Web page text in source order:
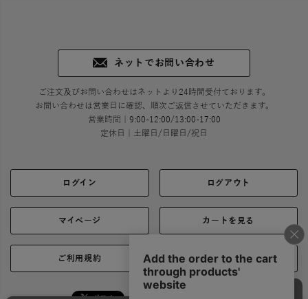
ネットでお問い合わせ
ご注文及びお問い合わせはネットより24時間受付ております。
お問い合わせは営業日に確認、順次ご返信させていただきます。
営業時間｜9:00-12:00/13:00-17:00
定休日｜土曜日/日曜日/祝日
ログイン ログアウト
マイページ カートを見る
ご利用規約 ご利用ガイド